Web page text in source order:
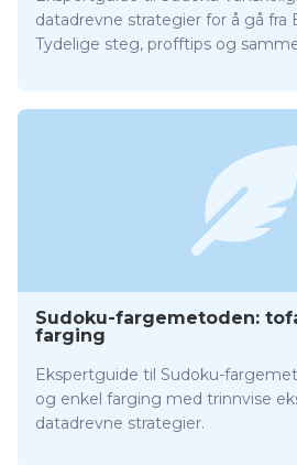
datadrevne strategier for å gå fra
Tydelige steg, profftips og
Sudoku-fargemetoden:
farging
Ekspertguide til Sudoku-
og enkel farging med trinnvise
datadrevne strategier.